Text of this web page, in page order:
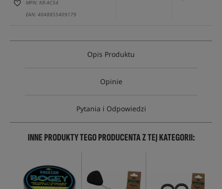
MPN: KR-AC54
EAN: 4048855409179
Opis Produktu
Opinie
Pytania i Odpowiedzi
INNE PRODUKTY TEGO PRODUCENTA Z TEJ KATEGORII: